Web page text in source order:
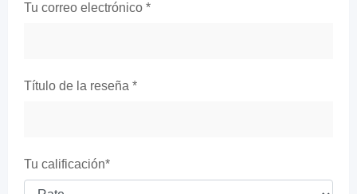
Tu correo electrónico *
Título de la reseña *
Tu calificación*